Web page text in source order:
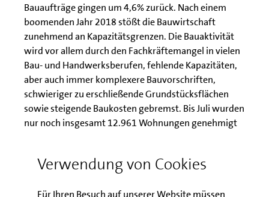
Verwendung von Cookies
Für Ihren Besuch auf unserer Website müssen
Bauaufträge gingen um 4,6% zurück. Nach einem
boomenden Jahr 2018 stößt die Bauwirtschaft
zunehmend an Kapazitätsgrenzen. Die Bauaktivität
wird vor allem durch den Fachkräftemangel in vielen
Bau- und Handwerksberufen, fehlende Kapazitäten,
aber auch immer komplexere Bauvorschriften,
schwieriger zu erschließende Grundstücksflächen
sowie steigende Baukosten gebremst. Bis Juli wurden
nur noch insgesamt 12.961 Wohnungen genehmigt
Nötig wären pro Jahr mindestens 20.000 neue